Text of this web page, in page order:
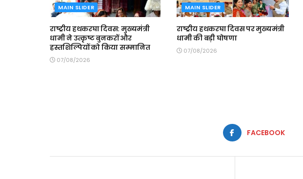
MAIN SLIDER
राष्ट्रीय हथकरघा दिवस: मुख्यमंत्री
धामी ने उत्कृष्ट बुनकरों और
हस्तशिल्पियों को किया सम्मानित
07/08/2026
MAIN SLIDER
राष्ट्रीय हथकरघा दिवस पर मुख्यमंत्री
धामी की बड़ी घोषणा
07/08/2026
FACEBOOK